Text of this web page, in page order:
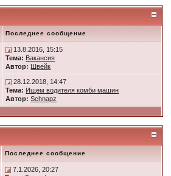
Последнее сообщение
13.8.2016, 15:15
Тема: Вакансия
Автор: Швейк
28.12.2018, 14:47
Тема: Ищем водителя комби машин
Автор: Schnapz
Последнее сообщение
7.1.2026, 20:27